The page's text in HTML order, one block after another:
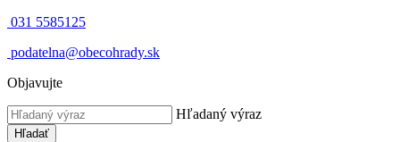
031 5585125
podatelna@obecohrady.sk
Objavujte
Hľadaný výraz
Hľadať